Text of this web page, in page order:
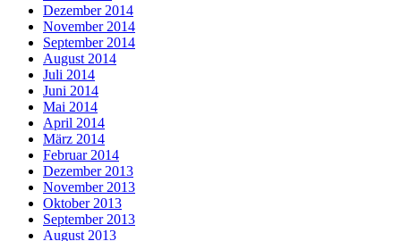
Dezember 2014
November 2014
September 2014
August 2014
Juli 2014
Juni 2014
Mai 2014
April 2014
März 2014
Februar 2014
Dezember 2013
November 2013
Oktober 2013
September 2013
August 2013